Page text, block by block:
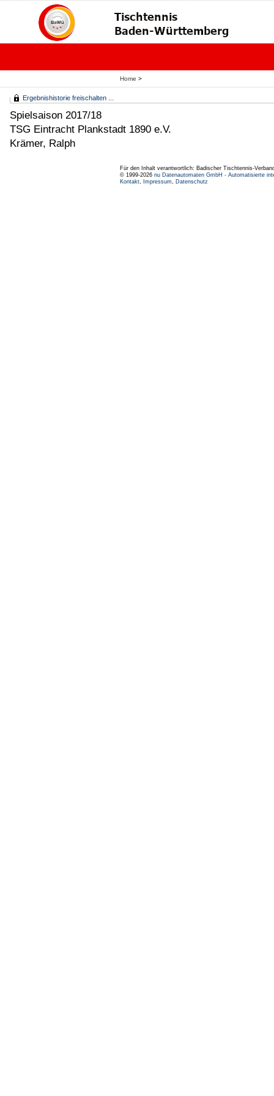
Home >
Ergebnishistorie freischalten ...
Spielsaison 2017/18
TSG Eintracht Plankstadt 1890 e.V.
Krämer, Ralph
Für den Inhalt verantwortlich: Badischer Tischtennis-
© 1999-2026 nu Datenautomaten GmbH - Automatisierte
Kontakt, Impressum, Datenschutz